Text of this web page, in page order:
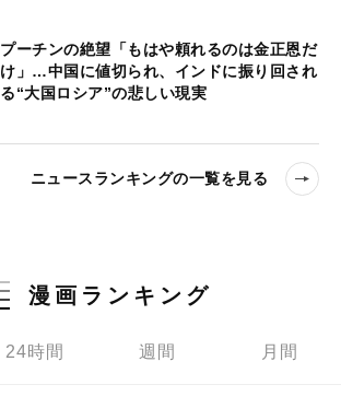
プーチンの絶望「もはや頼れるのは金正恩だ
け」…中国に値切られ、インドに振り回され
る“大国ロシア”の悲しい現実
ニュースランキングの一覧を見る
漫画ランキング
24時間 週間 月間